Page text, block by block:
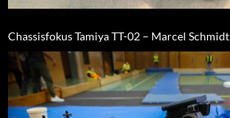
Chassisfokus Tamiya TT-02 – Marcel Schmidt